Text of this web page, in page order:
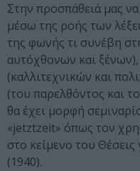
Στην προσπάθειά μας
μέσω της ροής των
της φωνής τι συνέβη
αυτόχθονων και
(καλλιτεχνικών και
(του παρελθόντος και
θα έχει μορφή
«jetztzeit» όπως τον
στο κείμενο του Θέσεις
(1940).